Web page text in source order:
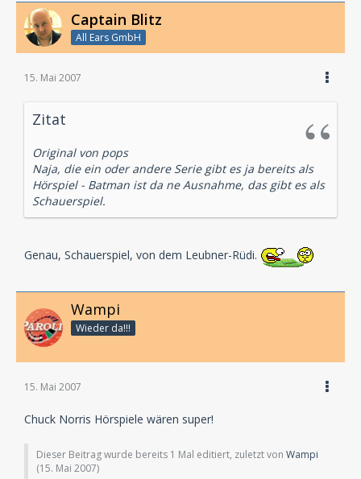
Captain Blitz
All Ears GmbH
15. Mai 2007
Zitat
Original von pops
Naja, die ein oder andere Serie gibt es ja bereits als
Hörspiel - Batman ist da ne Ausnahme, das gibt es als
Schauerspiel.
Genau, Schauerspiel, von dem Leubner-Rüdi.
Wampi
Wieder da!!!
15. Mai 2007
Chuck Norris Hörspiele wären super!
Dieser Beitrag wurde bereits 1 Mal editiert, zuletzt von Wampi
(15. Mai 2007)